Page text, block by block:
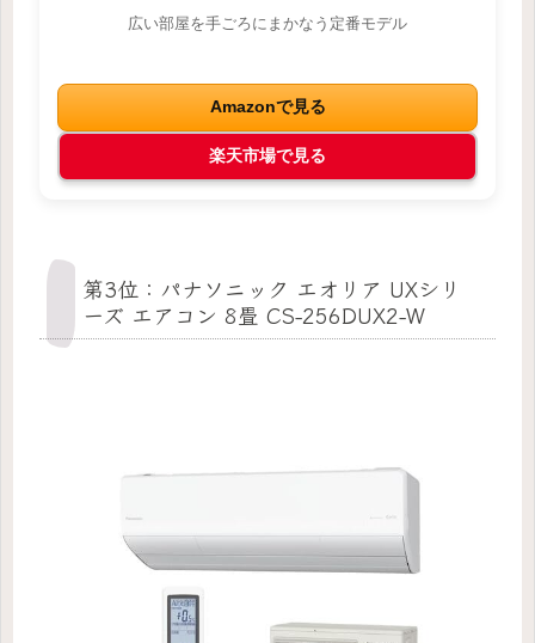
広い部屋を手ごろにまかなう定番モデル
Amazonで見る
楽天市場で見る
第3位：パナソニック エオリア UXシリ
ーズ エアコン 8畳 CS-256DUX2-W